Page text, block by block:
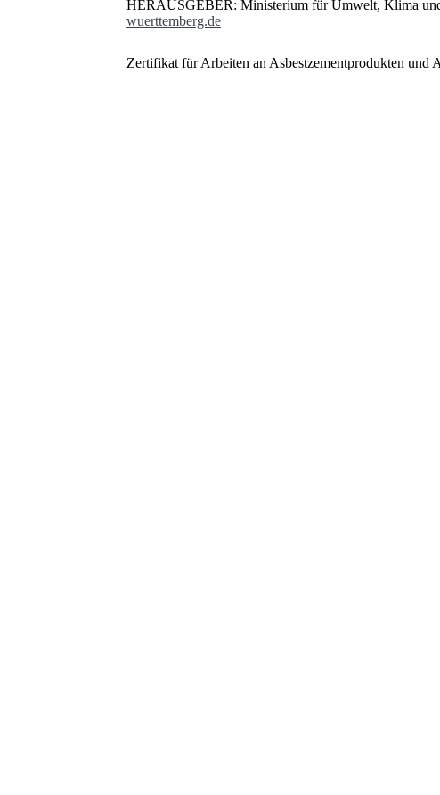
HERAUSGEBER: Ministerium für Umwelt, Klima
wuerttemberg.de
Zertifikat für Arbeiten an Asbestzementprodukten und